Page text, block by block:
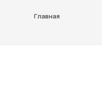
Главная